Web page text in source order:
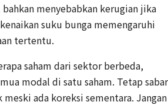
menyebabkan kerugian jika
suku bunga memengaruhi
tertentu.
saham dari sektor berbeda,
modal di satu saham. Tetap sabar
ada koreksi sementara. Jangan